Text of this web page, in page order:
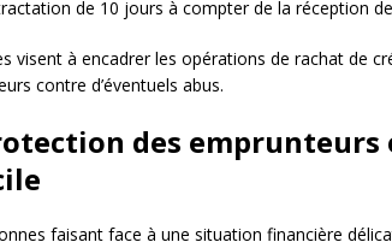
de 10 jours à compter de la réception
visent à encadrer les opérations de rachat de
contre d’éventuels abus.
des
faisant face à une situation financière